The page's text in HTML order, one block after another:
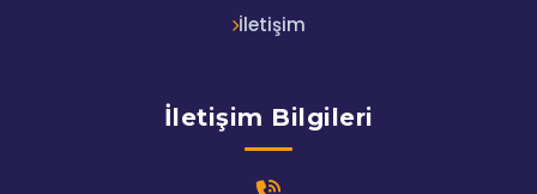
İletişim
İletişim Bilgileri